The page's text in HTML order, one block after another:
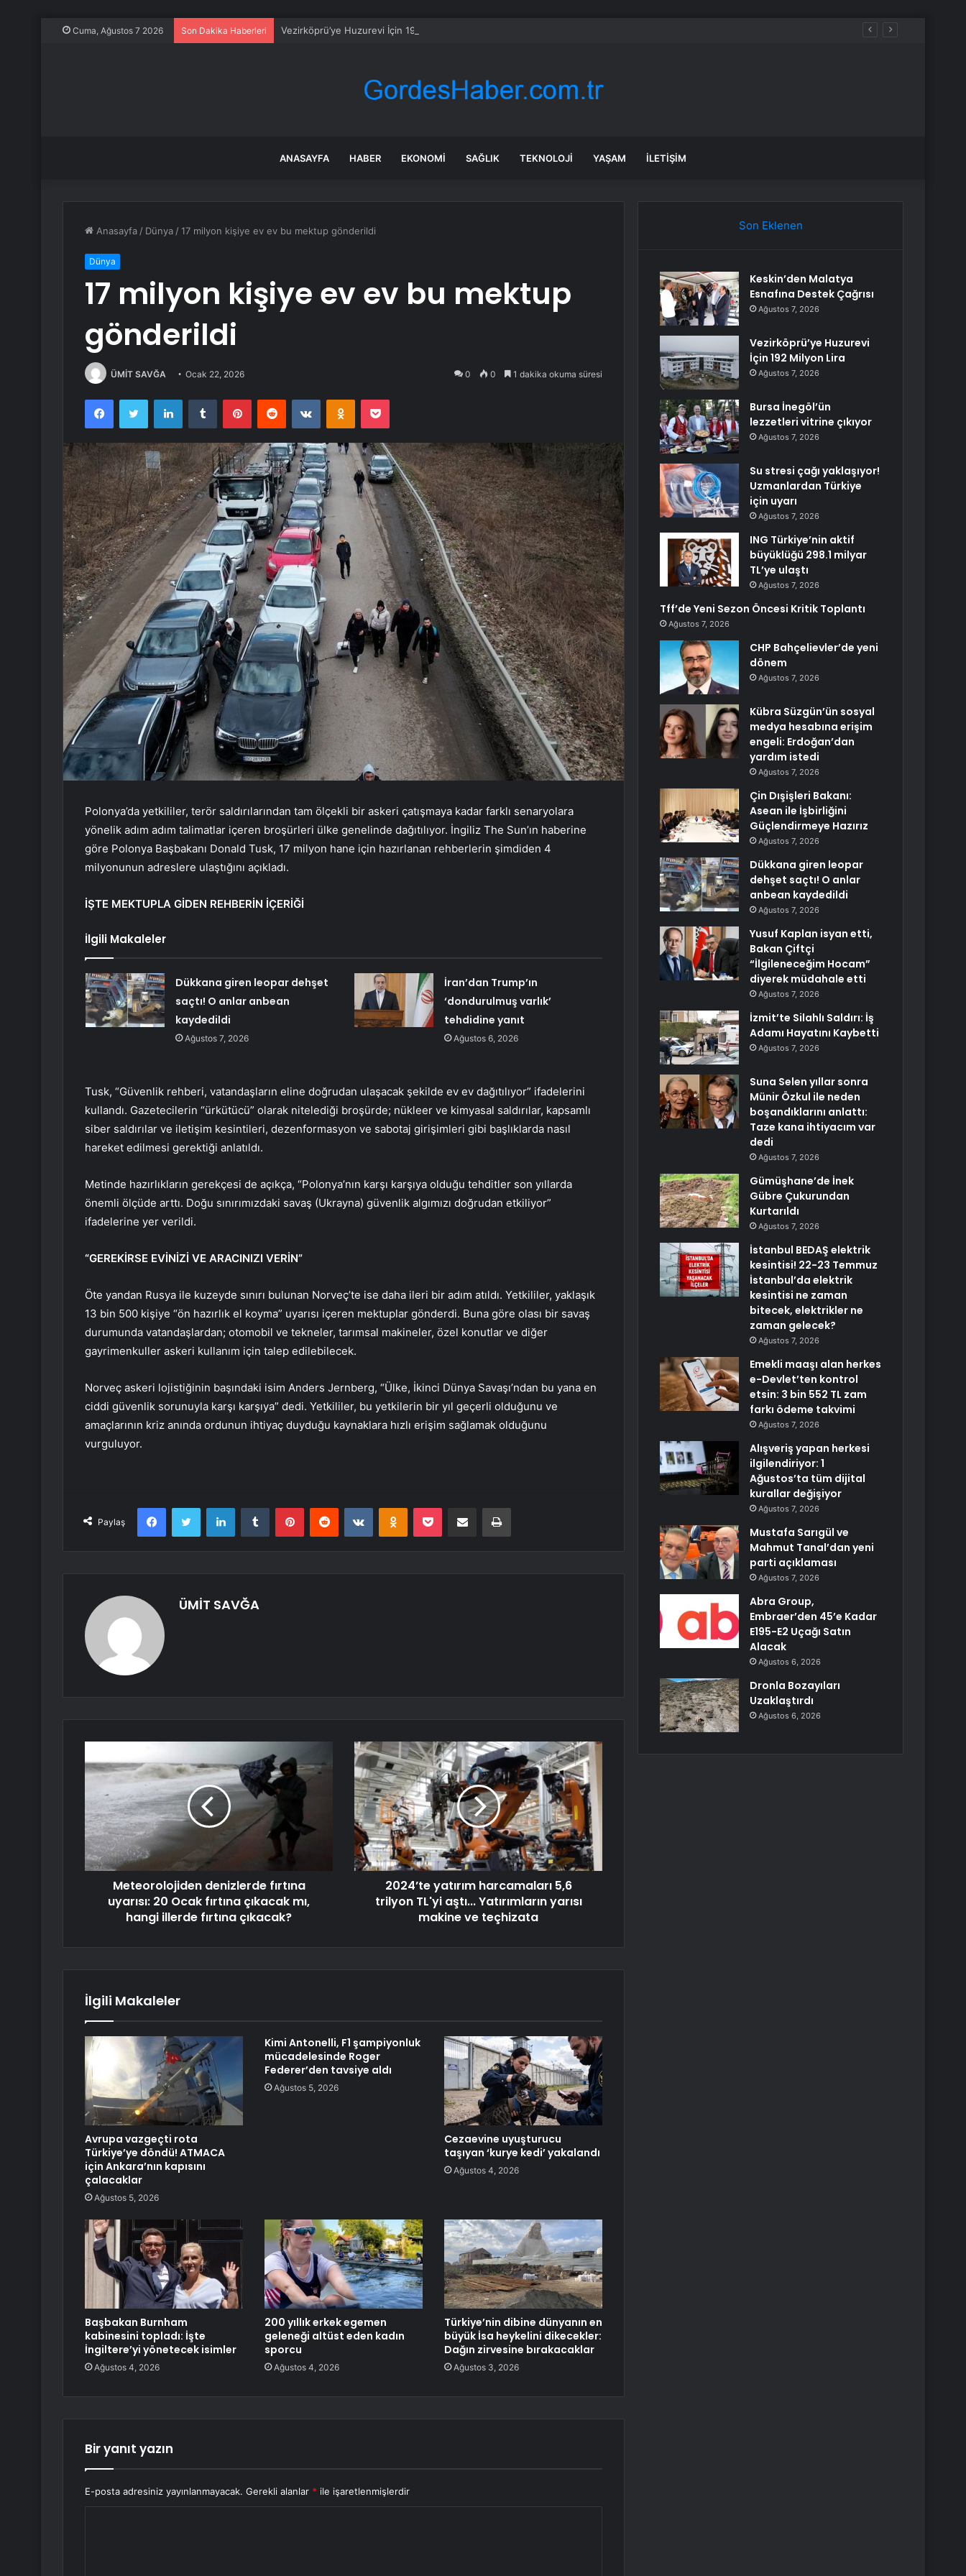
Cuma, Ağustos 7 2026 Son Dakika Haberleri Vezirköprü’ye Huzurevi İçin 192 Milyon Lira
ANASAYFA HABER EKONOMI SAĞLIK TEKNOLOJI YAŞAM İLETIŞIM
Anasayfa / Dünya /17 milyon kişiye ev ev bu mektup gönderildi
Dünya
17 milyon kişiye ev ev bu mektup
gönderildi
ÜMİT SAVĞA Ocak 22, 2026 0 0 1 dakika okuma süresi
FacebookTwitter LinkedInTumblr PinterestReddit VKontakteOdnoklassniki
Pocket
Polonya’da yetkililer, terör saldırılarından tam ölçekli bir askeri çatışmaya kadar farklı senaryolara
yönelik adım adım talimatlar içeren broşürleri ülke genelinde dağıtılıyor. İngiliz The Sun’ın haberine
göre Polonya Başbakanı Donald Tusk, 17 milyon hane için hazırlanan rehberlerin şimdiden 4
milyonunun adreslere ulaştığını açıkladı.
İŞTE MEKTUPLA GİDEN REHBERİN İÇERİĞİ
İlgili Makaleler
Dükkana giren leopar dehşet
saçtı! O anlar anbean
kaydedildi
Ağustos 7, 2026
İran’dan Trump’ın
‘dondurulmuş varlık’
tehdidine yanıt
Ağustos 6, 2026
Tusk, “Güvenlik rehberi, vatandaşların eline doğrudan ulaşacak şekilde ev ev dağıtılıyor” ifadelerini
kullandı. Gazetecilerin “ürkütücü” olarak nitelediği broşürde; nükleer ve kimyasal saldırılar, kapsamlı
siber saldırılar ve iletişim kesintileri, dezenformasyon ve sabotaj girişimleri gibi başlıklarda nasıl
hareket edilmesi gerektiği anlatıldı.
Metinde hazırlıkların gerekçesi de açıkça, “Polonya’nın karşı karşıya olduğu tehditler son yıllarda
önemli ölçüde arttı. Doğu sınırımızdaki savaş (Ukrayna) güvenlik algımızı doğrudan etkiliyor”
ifadelerine yer verildi.
“GEREKİRSE EVİNİZİ VE ARACINIZI VERİN”
Öte yandan Rusya ile kuzeyde sınırı bulunan Norveç’te ise daha ileri bir adım atıldı. Yetkililer, yaklaşık
13 bin 500 kişiye “ön hazırlık el koyma” uyarısı içeren mektuplar gönderdi. Buna göre olası bir savaş
durumunda vatandaşlardan; otomobil ve tekneler, tarımsal makineler, özel konutlar ve diğer
gayrimenkuller askeri kullanım için talep edilebilecek.
Norveç askeri lojistiğinin başındaki isim Anders Jernberg, “Ülke, İkinci Dünya Savaşı’ndan bu yana en
ciddi güvenlik sorunuyla karşı karşıya” dedi. Yetkililer, bu yetkilerin bir yıl geçerli olduğunu ve
amaçlarının kriz anında ordunun ihtiyaç duyduğu kaynaklara hızlı erişim sağlamak olduğunu
vurguluyor.
Paylaş
FacebookTwitter LinkedInTumblr PinterestReddit VKontakteOdnoklassniki
Pocket E-Posta ile paylaş Yazdır
ÜMİT SAVĞA
Meteorolojiden denizlerde fırtına
uyarısı: 20 Ocak fırtına çıkacak mı,
hangi illerde fırtına çıkacak?
2024’te yatırım harcamaları 5,6
trilyon TL'yi aştı... Yatırımların yarısı
makine ve teçhizata
İlgili Makaleler
Avrupa vazgeçti rota
Türkiye’ye döndü! ATMACA
için Ankara’nın kapısını
çalacaklar
Ağustos 5, 2026
Kimi Antonelli, F1 şampiyonluk
mücadelesinde Roger
Federer’den tavsiye aldı
Ağustos 5, 2026
Cezaevine uyuşturucu
taşıyan ‘kurye kedi’ yakalandı
Ağustos 4, 2026
Başbakan Burnham
kabinesini topladı: İşte
İngiltere’yi yönetecek isimler
Ağustos 4, 2026
200 yıllık erkek egemen
geleneği altüst eden kadın
sporcu
Ağustos 4, 2026
Türkiye’nin dibine dünyanın en
büyük İsa heykelini dikecekler:
Dağın zirvesine bırakacaklar
Ağustos 3, 2026
Bir yanıt yazın
E-posta adresiniz yayınlanmayacak. Gerekli alanlar * ile işaretlenmişlerdir
Son Eklenen
Keskin’den Malatya
Esnafına Destek Çağrısı
Ağustos 7, 2026
Vezirköprü’ye Huzurevi
İçin 192 Milyon Lira
Ağustos 7, 2026
Bursa İnegöl’ün
lezzetleri vitrine çıkıyor
Ağustos 7, 2026
Su stresi çağı yaklaşıyor!
Uzmanlardan Türkiye
için uyarı
Ağustos 7, 2026
ING Türkiye’nin aktif
büyüklüğü 298.1 milyar
TL’ye ulaştı
Ağustos 7, 2026
Tff’de Yeni Sezon Öncesi Kritik Toplantı
Ağustos 7, 2026
CHP Bahçelievler’de yeni
dönem
Ağustos 7, 2026
Kübra Süzgün’ün sosyal
medya hesabına erişim
engeli: Erdoğan’dan
yardım istedi
Ağustos 7, 2026
Çin Dışişleri Bakanı:
Asean ile İşbirliğini
Güçlendirmeye Hazırız
Ağustos 7, 2026
Dükkana giren leopar
dehşet saçtı! O anlar
anbean kaydedildi
Ağustos 7, 2026
Yusuf Kaplan isyan etti,
Bakan Çiftçi
“İlgileneceğim Hocam”
diyerek müdahale etti
Ağustos 7, 2026
İzmit’te Silahlı Saldırı: İş
Adamı Hayatını Kaybetti
Ağustos 7, 2026
Suna Selen yıllar sonra
Münir Özkul ile neden
boşandıklarını anlattı:
Taze kana ihtiyacım var
dedi
Ağustos 7, 2026
Gümüşhane’de İnek
Gübre Çukurundan
Kurtarıldı
Ağustos 7, 2026
İstanbul BEDAŞ elektrik
kesintisi! 22-23 Temmuz
İstanbul’da elektrik
kesintisi ne zaman
bitecek, elektrikler ne
zaman gelecek?
Ağustos 7, 2026
Emekli maaşı alan herkes
e-Devlet’ten kontrol
etsin: 3 bin 552 TL zam
farkı ödeme takvimi
Ağustos 7, 2026
Alışveriş yapan herkesi
ilgilendiriyor: 1
Ağustos’ta tüm dijital
kurallar değişiyor
Ağustos 7, 2026
Mustafa Sarıgül ve
Mahmut Tanal’dan yeni
parti açıklaması
Ağustos 7, 2026
Abra Group,
Embraer’den 45’e Kadar
E195-E2 Uçağı Satın
Alacak
Ağustos 6, 2026
Dronla Bozayıları
Uzaklaştırdı
Ağustos 6, 2026